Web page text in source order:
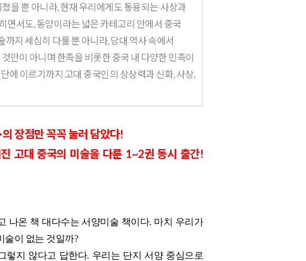
을 뿐 아니라, 현재 우리에게도 통용되는 사상과
면서도, 동양이라는 넓은 카테고리 안에서 중국
지 세심히 다룰 뿐 아니라, 당대 역사 속에서
만이 아니며 한족을 비롯한 중국 내 다양한 민족이
에 이르기까지 고대 중국인의 상상력과 신화, 사상,
장점만 꼭꼭 눌러 담았다!
고대 중국의 미술을 다룬 1~2권 동시 출간!
나온 책 대다수는 서양미술 책이다. 마치 우리가
술이 없는 것일까?
렇지 않다고 답한다. 우리는 단지 서양 중심으로